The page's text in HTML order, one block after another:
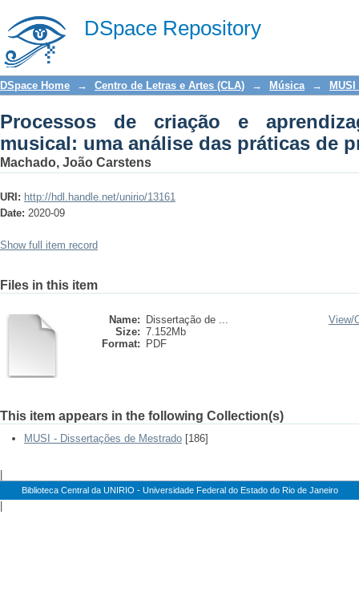
DSpace Repository
Processos de criação e
práticas de produtores musicais
DSpace Home → Centro de Letras e Artes (CLA) → Música →
Processos de criação e
musical: uma análise das práticas de
Machado, João Carstens
URI: http://hdl.handle.net/unirio/13161
Date: 2020-09
Show full item record
Files in this item
Name:
Dissertação de ...
Size: 7.152Mb
Format:
PDF
View/
This item appears in the following Collection(s)
MUSI - Dissertações de Mestrado [186]
Biblioteca Central da UNIRIO - Universidade Federal do Estado do Rio de Janeiro